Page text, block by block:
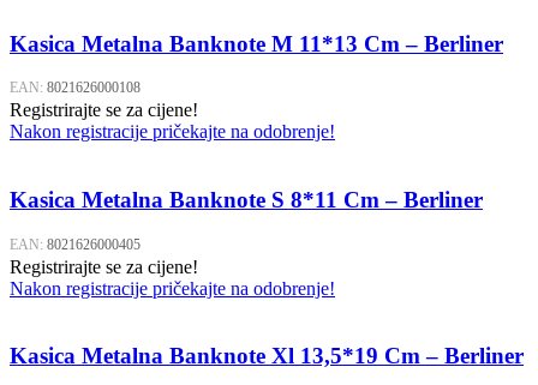
Kasica Metalna Banknote M 11*13 Cm – Berliner
EAN: 8021626000108
Registrirajte se za cijene!
Nakon registracije pričekajte na odobrenje!
Kasica Metalna Banknote S 8*11 Cm – Berliner
EAN: 8021626000405
Registrirajte se za cijene!
Nakon registracije pričekajte na odobrenje!
Kasica Metalna Banknote Xl 13,5*19 Cm – Berliner